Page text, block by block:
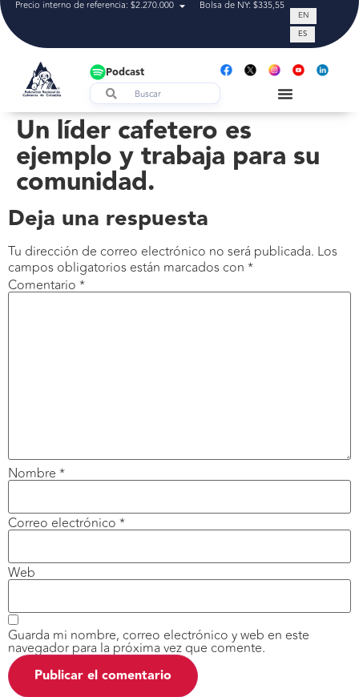
Precio interno de referencia: $2.270.000 Bolsa de NY: $335,55 Tasa de
EN
ES
Podcast
Un líder cafetero es
ejemplo y trabaja para su
comunidad.
Deja una respuesta
Tu dirección de correo electrónico no será publicada. Los
campos obligatorios están marcados con *
Comentario *
Nombre *
Correo electrónico *
Web
Guarda mi nombre, correo electrónico y web en este
navegador para la próxima vez que comente.